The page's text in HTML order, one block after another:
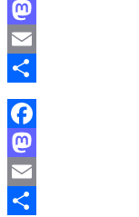
Facebook
Mastodon
Email
Share
Facebook
Mastodon
Email